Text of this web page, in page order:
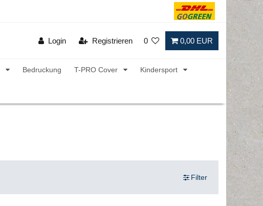
Login Registrieren 0 0,00 EUR
Bedruckung T-PRO Cover Kindersport
Filter